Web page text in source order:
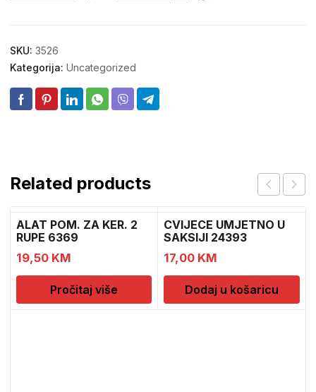
SKU: 3526
Kategorija: Uncategorized
Related products
ALAT POM. ZA KER. 2
RUPE 6369
19,50 KM
Pročitaj više
CVIJECE UMJETNO U
SAKSIJI 24393
CH52439
17,00 KM
Dodaj u košaricu